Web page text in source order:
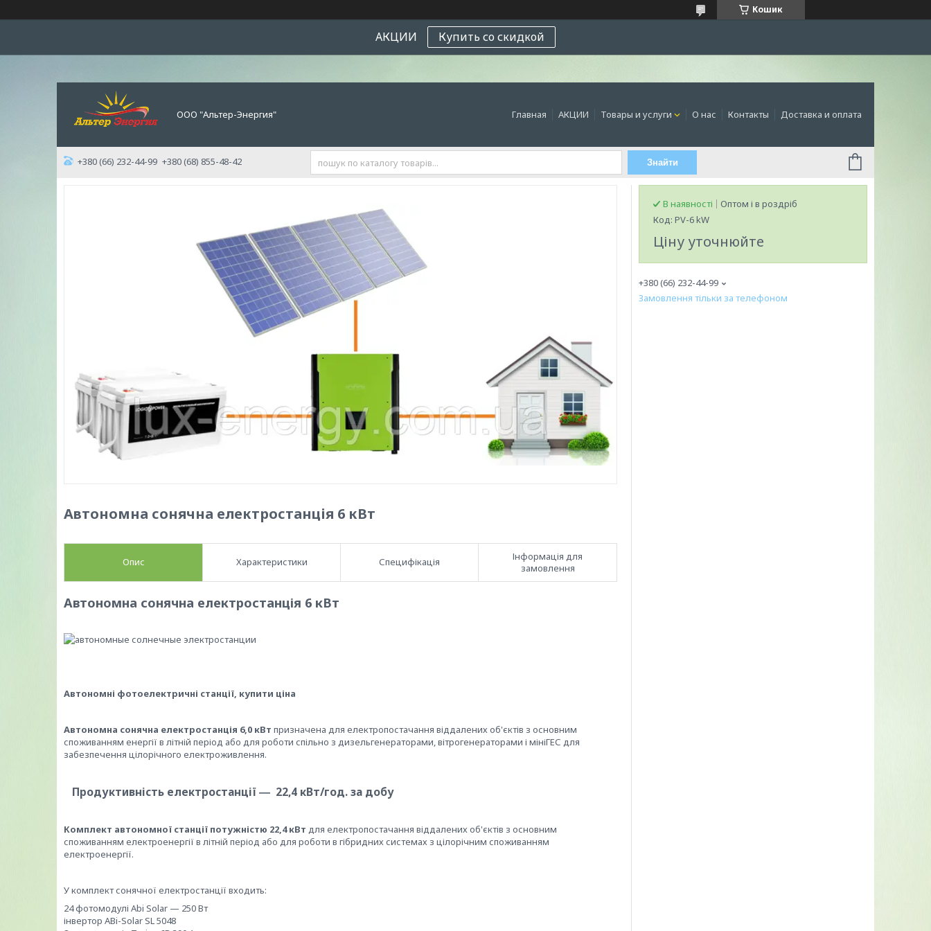
Кошик
АКЦИИ Купить со скидкой
ООО "Альтер-Энергия" Главная АКЦИИ Товары и услуги О нас Контакты Доставка и оплата
+380 (66) 232-44-99 +380 (68) 855-48-42 Знайти
Автономна сонячна електростанція 6 кВт
Опис Характеристики Специфікація
Інформація для
замовлення
Автономна сонячна електростанція 6 кВт
Автономні фотоелектричні станції, купити ціна
Автономна сонячна електростанція 6,0 кВт призначена для електропостачання віддалених об'єктів з основним
споживанням енергії в літній період або для роботи спільно з дизельгенераторами, вітрогенераторами і мініГЕС для
забезпечення цілорічного електроживлення.
Продуктивність електростанції ― 22,4 кВт/год. за добу
Комплект автономної станції потужністю 22,4 кВт для електропостачання віддалених об'єктів з основним
споживанням електроенергії в літній період або для роботи в гібридних системах з цілорічним споживанням
електроенергії.
У комплект сонячної електростанції входить:
24 фотомодулі Abi Solar — 250 Вт
інвертор ABi-Solar SL 5048
В наявності
Оптом і в роздріб
Код: PV-6 kW
Ціну уточнюйте
+380 (66) 232-44-99
Замовлення тільки за телефоном